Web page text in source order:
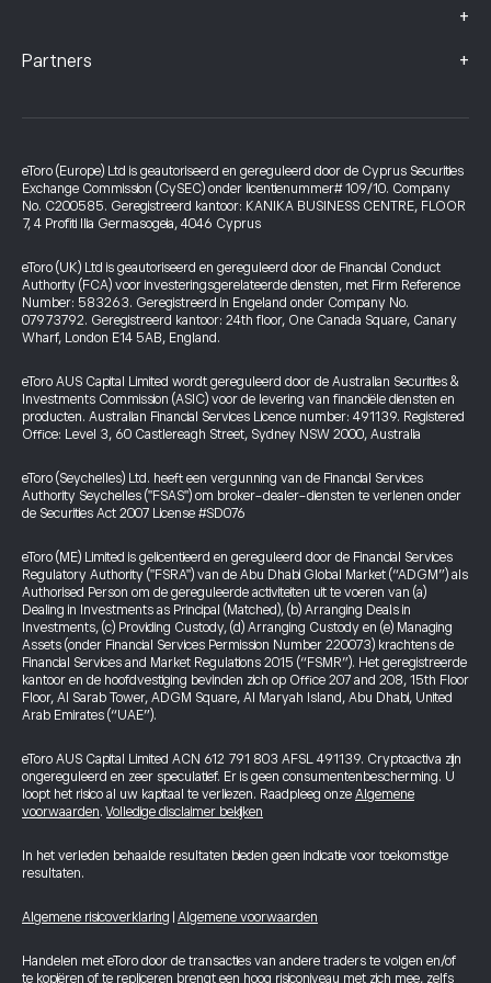
+
Partners +
eToro (Europe) Ltd is geautoriseerd en gereguleerd door de Cyprus Securities
Exchange Commission (CySEC) onder licentienummer# 109/10. Company
No. C200585. Geregistreerd kantoor: KANIKA BUSINESS CENTRE, FLOOR
7, 4 Profiti Ilia Germasogeia, 4046 Cyprus
eToro (UK) Ltd is geautoriseerd en gereguleerd door de Financial Conduct
Authority (FCA) voor investeringsgerelateerde diensten, met Firm Reference
Number: 583263. Geregistreerd in Engeland onder Company No.
07973792. Geregistreerd kantoor: 24th floor, One Canada Square, Canary
Wharf, London E14 5AB, England.
eToro AUS Capital Limited wordt gereguleerd door de Australian Securities &
Investments Commission (ASIC) voor de levering van financiële diensten en
producten. Australian Financial Services Licence number: 491139. Registered
Office: Level 3, 60 Castlereagh Street, Sydney NSW 2000, Australia
eToro (Seychelles) Ltd. heeft een vergunning van de Financial Services
Authority Seychelles ("FSAS") om broker-dealer-diensten te verlenen onder
de Securities Act 2007 License #SD076
eToro (ME) Limited is gelicentieerd en gereguleerd door de Financial Services
Regulatory Authority ("FSRA") van de Abu Dhabi Global Market (“ADGM”) als
Authorised Person om de gereguleerde activiteiten uit te voeren van (a)
Dealing in Investments as Principal (Matched), (b) Arranging Deals in
Investments, (c) Providing Custody, (d) Arranging Custody en (e) Managing
Assets (onder Financial Services Permission Number 220073) krachtens de
Financial Services and Market Regulations 2015 (“FSMR”). Het geregistreerde
kantoor en de hoofdvestiging bevinden zich op Office 207 and 208, 15th Floor
Floor, Al Sarab Tower, ADGM Square, Al Maryah Island, Abu Dhabi, United
Arab Emirates (“UAE”).
eToro AUS Capital Limited ACN 612 791 803 AFSL 491139. Cryptoactiva zijn
ongereguleerd en zeer speculatief. Er is geen consumentenbescherming. U
loopt het risico al uw kapitaal te verliezen. Raadpleeg onze Algemene
voorwaarden.Volledige disclaimer bekijken
In het verleden behaalde resultaten bieden geen indicatie voor toekomstige
resultaten.
Algemene risicoverklaring Algemene voorwaarden
Handelen met eToro door de transacties van andere traders te volgen en/of
te kopiëren of te repliceren brengt een hoog risiconiveau met zich mee, zelfs